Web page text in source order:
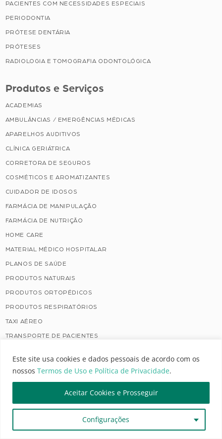
Este site usa cookies e dados pessoais de acordo com os
nossos Termos de Uso e Política de Privacidade.
Configurações
Aceitar Cookies e Prosseguir
PACIENTES COM NECESSIDADES ESPECIAIS
PERIODONTIA
PRÓTESE DENTÁRIA
PRÓTESES
RADIOLOGIA E TOMOGRAFIA ODONTOLÓGICA
Produtos e Serviços
ACADEMIAS
AMBULÂNCIAS / EMERGÊNCIAS MÉDICAS
APARELHOS AUDITIVOS
CLÍNICA GERIÁTRICA
CORRETORA DE SEGUROS
COSMÉTICOS E AROMATIZANTES
CUIDADOR DE IDOSOS
FARMÁCIA DE MANIPULAÇÃO
FARMÁCIA DE NUTRIÇÃO
HOME CARE
MATERIAL MÉDICO HOSPITALAR
PLANOS DE SAÚDE
PRODUTOS NATURAIS
PRODUTOS ORTOPÉDICOS
PRODUTOS RESPIRATÓRIOS
TAXI AÉREO
TRANSPORTE DE PACIENTES
Tratamentos Especiais
AURICULOTERAPIA